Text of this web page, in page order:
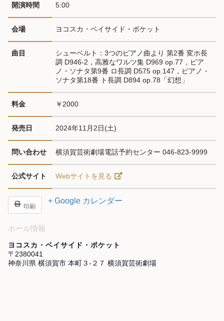
開演時間 5:00
会場 ヨコスカ・ベイサイド・ポケット
曲目
シューベルト：3つのピアノ曲より 第2番 変ホ長
調 D946-2，高雅なワルツ集 D969 op.77，ピア
ノ・ソナタ第9番 ロ長調 D575 op.147，ピアノ・
ソナタ第18番 ト長調 D894 op.78「幻想」
料金 ￥2000
発売日 2024年11月2日(土)
問い合わせ 横須賀芸術劇場電話予約センター 046-823-9999
公式サイト Webサイトを見る
印刷
+ Google カレンダー
ホール情報
ヨコスカ・ベイサイド・ポケット
〒2380041
神奈川県 横須賀市 本町３-２７ 横須賀芸術劇場